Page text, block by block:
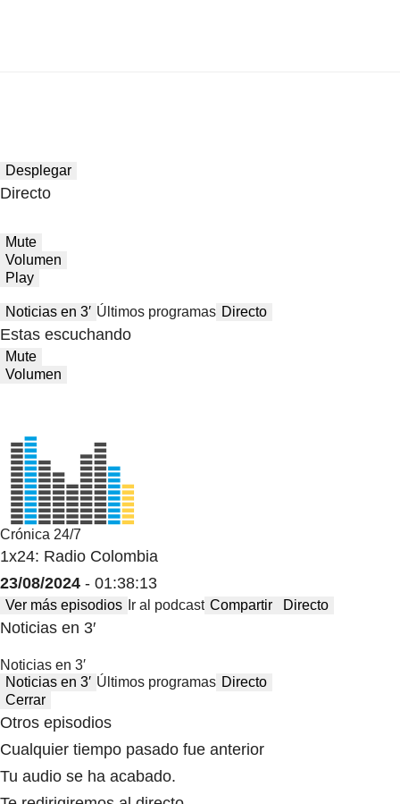
Desplegar
Directo
Mute
Volumen
Play
Noticias en 3′ Últimos programas Directo
Estas escuchando
Mute
Volumen
Crónica 24/7
1x24: Radio Colombia
23/08/2024 - 01:38:13
Ver más episodios Ir al podcast Compartir Directo
Noticias en 3′
Noticias en 3′
Noticias en 3′ Últimos programas Directo
Cerrar
Otros episodios
Cualquier tiempo pasado fue anterior
Tu audio se ha acabado.